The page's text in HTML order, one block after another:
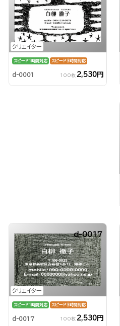
クリエイター
スピード1時間対応 スピード3時間対応
d-0001 100枚 2,530円
クリエイター
d-0017
スピード1時間対応 スピード3時間対応
d-0017 100枚 2,530円